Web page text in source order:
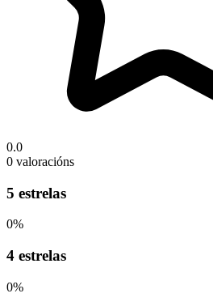
0.0
0 valoracións
5 estrelas
0%
4 estrelas
0%